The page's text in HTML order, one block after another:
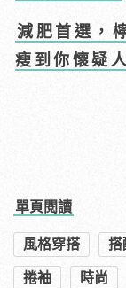
減肥首選，
瘦到你懷疑
單頁閱讀
風格穿搭 搭
捲袖 時尚